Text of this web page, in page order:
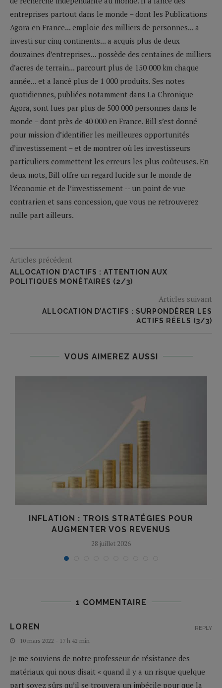
entreprises partout dans le monde – dont les Publications
Agora en France... emploie des milliers de personnes... a
investi sur cinq continents... a acquis plus de deux
douzaines d’entreprises... possède des centaines de milliers
d’acres de terrain... parcourt plus de 150 000 km chaque
année... et a lancé plus de 1 000 produits. Ses notes
quotidiennes, publiées notamment dans La Chronique
Agora, sont lues par plus de 500 000 personnes dans le
monde – dont près de 40 000 en France. Bill s’est donné
pour mission d’identifier les meilleures opportunités
d’investissement – et de montrer où les investisseurs
particuliers commettent les erreurs les plus coûteuses. En
deux mots, Bill offre un regard lucide sur le monde de
l’économie et de l’investissement -- un point de vue
contrarien et sans concession, que vous ne retrouverez
nulle part ailleurs.
Articles précédent
ALLOCATION D’ACTIFS : ATTENTION AUX
POLITIQUES MONÉTAIRES (2/3)
Articles suivant
ALLOCATION D’ACTIFS : SURPONDÉRER LES
ACTIFS RÉELS (3/3)
VOUS AIMEREZ AUSSI
INFLATION : TROIS STRATÉGIES POUR
AUGMENTER VOS REVENUS
28 juillet 2026
1 COMMENTAIRE
LOREN
10 mars 2022 - 17 h 42 min
Je me souviens de notre professeur de résistance des
matériaux qui nous disait « quand il y a un risque quelque
part soyez sûrs qu’il se trouvera un imbécile pour que la
REPLY